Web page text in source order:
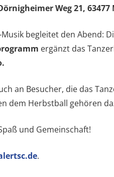
Weg 21,
begleitet den Abend:
ergänzt das
an Besucher, die das
dem Herbstball gehören
und Gemeinschaft!
.